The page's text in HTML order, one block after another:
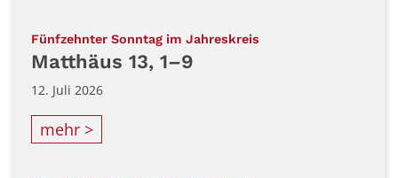
Fünfzehnter Sonntag im Jahreskreis
Matthäus 13, 1–9
12. Juli 2026
mehr >